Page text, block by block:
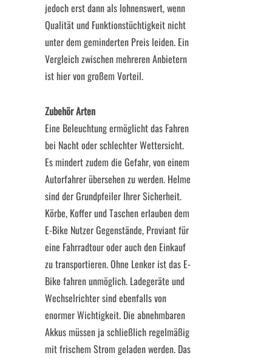
jedoch erst dann als lohnenswert, wenn
Qualität und Funktionstüchtigkeit nicht
unter dem geminderten Preis leiden. Ein
Vergleich zwischen mehreren Anbietern
ist hier von großem Vorteil.
Zubehör Arten
Eine Beleuchtung ermöglicht das Fahren
bei Nacht oder schlechter Wettersicht.
Es mindert zudem die Gefahr, von einem
Autorfahrer übersehen zu werden. Helme
sind der Grundpfeiler Ihrer Sicherheit.
Körbe, Koffer und Taschen erlauben dem
E-Bike Nutzer Gegenstände, Proviant für
eine Fahrradtour oder auch den Einkauf
zu transportieren. Ohne Lenker ist das E-
Bike fahren unmöglich. Ladegeräte und
Wechselrichter sind ebenfalls von
enormer Wichtigkeit. Die abnehmbaren
Akkus müssen ja schließlich regelmäßig
mit frischem Strom geladen werden. Das